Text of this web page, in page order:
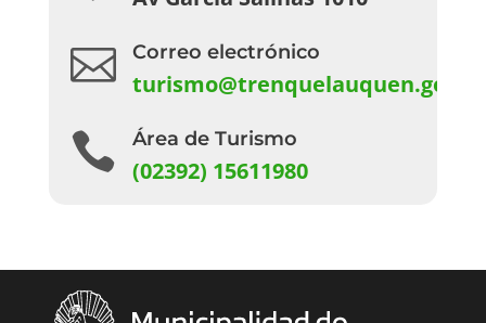
 Correo electrónico
turismo@trenquelauquen.gov.ar
 Área de Turismo
(02392) 15611980